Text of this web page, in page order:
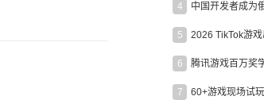
4 中国开发者成为
5
6
7 60+游戏现场试